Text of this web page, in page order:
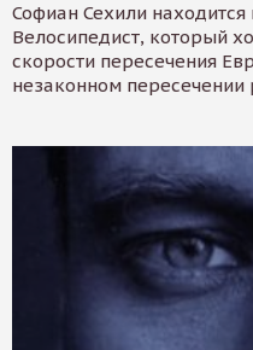
Софиан Сехили
Велосипедист, который
скорости пересечения
незаконном